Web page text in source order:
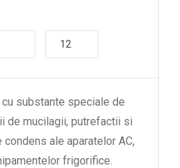
12
substante speciale de
de mucilagii, putrefactii si
ale aparatelor AC,
frigorifice.